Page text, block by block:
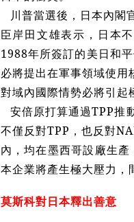
川普當選後，日本內閣
臣岸田文雄表示，日本
1988年所簽訂的美日和
必將提出在軍事領域使
對域內國際情勢必將引起
安倍原打算通過TPP推
不僅反對TPP，也反對
內，均在墨西哥設廠生
本企業將產生極大壓力，
莫斯科對日本釋出善意